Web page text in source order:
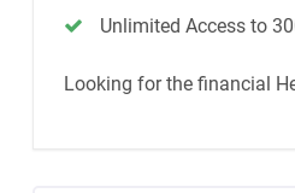
Unlimited Access to
Looking for the financial